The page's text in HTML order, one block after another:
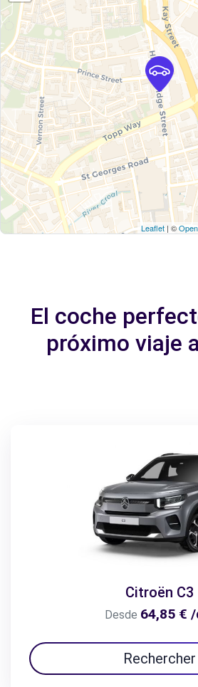
Leaflet | ©
El coche
próximo viaje
Citroën C3
Desde 64,85 €
Rechercher